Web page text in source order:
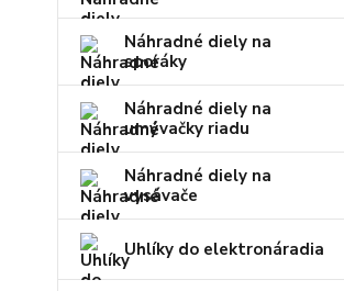
Náhradné diely na
sporáky
Náhradné diely na
umývačky riadu
Náhradné diely na
vysávače
Uhlíky do elektronáradia